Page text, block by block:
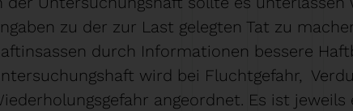
zu der zur Last gelegten Tat zu
durch Informationen bessere
wird bei Fluchtgefahr,
angeordnet. Es ist